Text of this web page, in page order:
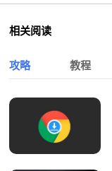
相关阅读
攻略 教程